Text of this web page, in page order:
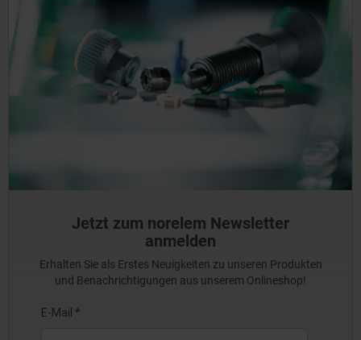
Jetzt zum norelem Newsletter
anmelden
Erhalten Sie als Erstes Neuigkeiten zu unseren Produkten
und Benachrichtigungen aus unserem Onlineshop!